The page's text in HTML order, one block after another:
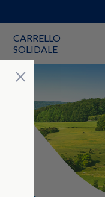
CARRELLO
SOLIDALE
× Chiudi